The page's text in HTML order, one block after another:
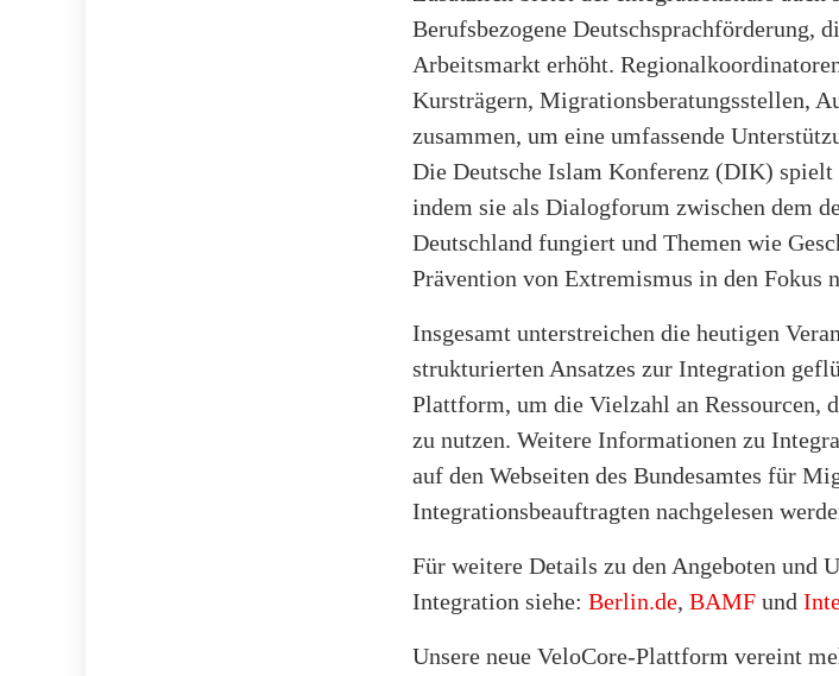
Berufsbezogene Deutschsprachförderung,
Arbeitsmarkt erhöht.
Kursträgern, Migrationsberatungsstellen,
zusammen, um eine umfassende
Die Deutsche Islam Konferenz (DIK)
indem sie als Dialogforum zwischen dem
Deutschland fungiert und Themen wie
Prävention von Extremismus in den Fokus
Insgesamt unterstreichen die heutigen
strukturierten Ansatzes zur Integration
Plattform, um die Vielzahl an Ressourcen,
zu nutzen. Weitere Informationen zu
auf den Webseiten des Bundesamtes für
Integrationsbeauftragten nachgelesen
Für weitere Details zu den Angeboten und
Integration siehe: Berlin.de, BAMF und
Unsere neue VeloCore-Plattform vereint